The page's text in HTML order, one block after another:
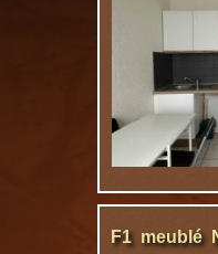
F1 meublé